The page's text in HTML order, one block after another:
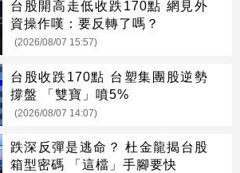
台股開高走低收跌170點 網見外
資操作嘆：要反轉了嗎？
(2026/08/07 15:57)
台股收跌170點 台塑集團股逆勢
撐盤 「雙寶」噴5%
(2026/08/07 14:07)
跌深反彈是逃命？ 杜金龍揭台股
箱型密碼 「這檔」手腳要快